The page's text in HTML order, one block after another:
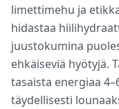
limettimehu ja
hidastaa
juustokumina
ehkäiseviä hyötyjä.
tasaista energiaa
täydellisesti